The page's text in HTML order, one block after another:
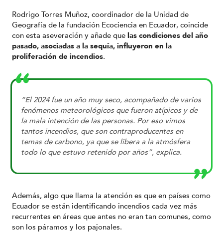
Rodrigo Torres Muñoz, coordinador de la Unidad de
Geografía de la fundación Ecociencia en Ecuador, coincide
con esta aseveración y añade que las condiciones del año
pasado, asociadas a la sequía, influyeron en la
proliferación de incendios.
“El 2024 fue un año muy seco, acompañado de varios
fenómenos meteorológicos que fueron atípicos y de
la mala intención de las personas. Por eso vimos
tantos incendios, que son contraproducentes en
temas de carbono, ya que se libera a la atmósfera
todo lo que estuvo retenido por años”, explica.
Además, algo que llama la atención es que en países como
Ecuador se están identificando incendios cada vez más
recurrentes en áreas que antes no eran tan comunes, como
son los páramos y los pajonales.